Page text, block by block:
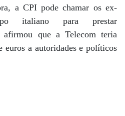
a CPI pode chamar os ex-
italiano para prestar
afirmou que a Telecom teria
a autoridades e políticos